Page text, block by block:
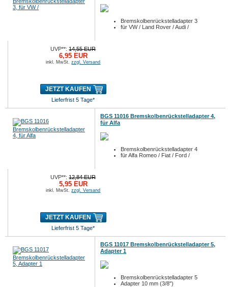
Bremskolbenrückstelladapter 3
für VW / Land Rover / Audi /
UVP**:14,55 EUR
6,95 EUR
inkl. MwSt.zzgl. Versand
JETZT KAUFEN
Lieferfrist 5 Tage*
BGS 11016 Bremskolbenrückstelladapter 4,
für Alfa
Bremskolbenrückstelladapter 4
für Alfa Romeo / Fiat / Ford /
UVP**:12,84 EUR
5,95 EUR
inkl. MwSt.zzgl. Versand
JETZT KAUFEN
Lieferfrist 5 Tage*
BGS 11017 Bremskolbenrückstelladapter 5,
Adapter 1
Bremskolbenrückstelladapter 5
Adapter 10 mm (3/8")